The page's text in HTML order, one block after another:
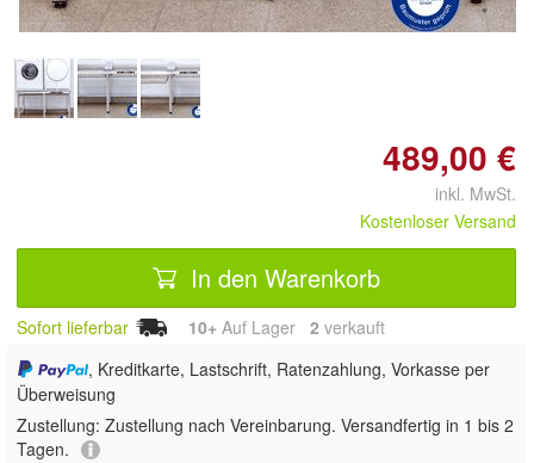
489,00 €
inkl. MwSt.
Kostenloser Versand
In den Warenkorb
Sofort lieferbar 10+ Auf Lager 2 verkauft
, Kreditkarte, Lastschrift, Ratenzahlung, Vorkasse per
Überweisung
Zustellung: Zustellung nach Vereinbarung. Versandfertig in 1 bis 2
Tagen.